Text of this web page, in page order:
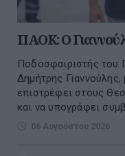
ΠΑΟΚ: Ο
Ποδοσφαιριστής του
Δημήτρης
επιστρέφει στους
και να υπογράφει
06 Αυγούστου 2026